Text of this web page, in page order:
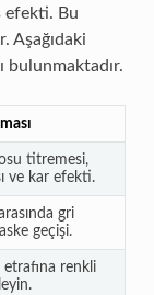
efekti. Bu
Aşağıdaki
bulunmaktadır.
titremesi,
ve kar efekti.
gri
geçişi.
renkli